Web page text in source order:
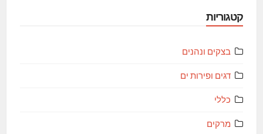
קטגוריות
בצקים ונהנים
דגים ופירות ים
כללי
מרקים